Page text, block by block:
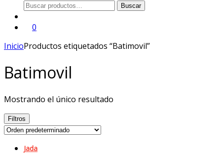
Buscar
Buscar
0
InicioProductos etiquetados “Batimovil”
Batimovil
Mostrando el único resultado
Filtros
Jada